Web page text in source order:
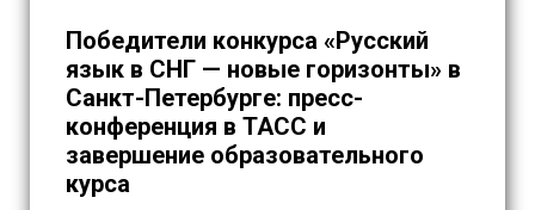
Победители конкурса «Русский
язык в СНГ — новые горизонты» в
Санкт-Петербурге: пресс-
конференция в ТАСС и
завершение образовательного
курса